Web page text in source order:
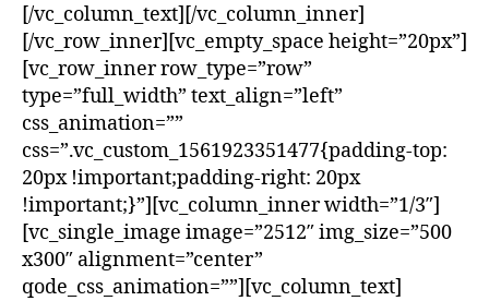
[/vc_column_text][/vc_column_inner]
[/vc_row_inner][vc_empty_space height=”20px”]
[vc_row_inner row_type=”row”
type=”full_width” text_align=”left”
css_animation=””
css=”.vc_custom_1561923351477{padding-top:
20px !important;padding-right: 20px
!important;}”][vc_column_inner width=”1/3″]
[vc_single_image image=”2512″ img_size=”500
x300″ alignment=”center”
qode_css_animation=””][vc_column_text]